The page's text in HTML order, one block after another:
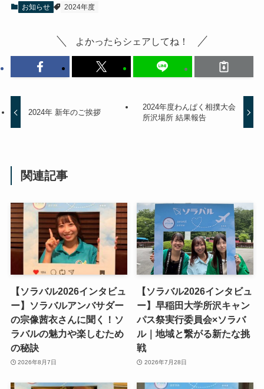
お知らせ 2024年度
よかったらシェアしてね！
2024年 新年のご挨拶
2024年度わんぱく相撲大会
所沢場所 結果報告
関連記事
【ソラバル2026インタビュ
ー】ソラバルアンバサダー
の宗像茜衣さんに聞く！ソ
ラバルの魅力や楽しむため
の秘訣
2026年8月7日
【ソラバル2026インタビュ
ー】早稲田大学所沢キャン
パス祭実行委員会×ソラバ
ル｜地域と繋がる新たな挑
戦
2026年7月28日